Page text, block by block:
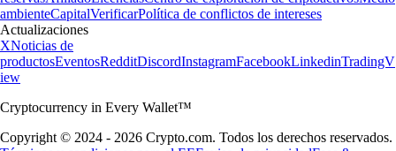
ambienteCapitalVerificarPolítica de conflictos de intereses
Actualizaciones
XNoticias de
productosEventosRedditDiscordInstagramFacebookLinkedinTradingV
iew
Cryptocurrency in Every Wallet™
Copyright © 2024 - 2026 Crypto.com. Todos los derechos reservados.